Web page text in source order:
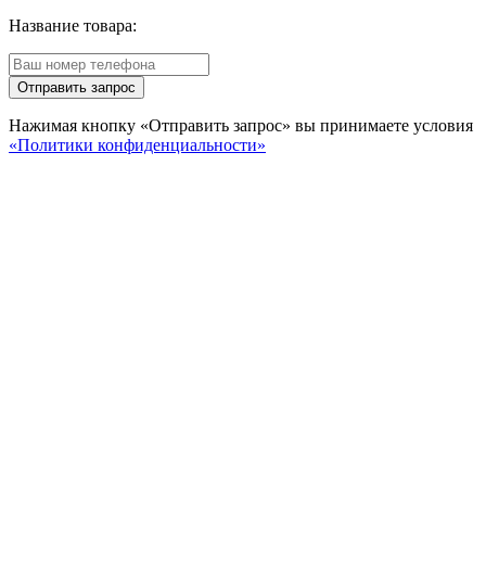
Название товара:
Отправить запрос
Нажимая кнопку «Отправить запрос» вы принимаете условия
«Политики конфиденциальности»